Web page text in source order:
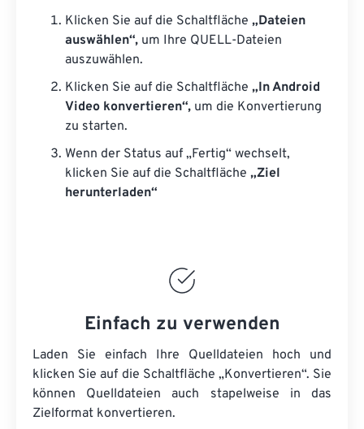
Klicken Sie auf die Schaltfläche „Dateien
auswählen“, um Ihre QUELL-Dateien
auszuwählen.
Klicken Sie auf die Schaltfläche „In Android
Video konvertieren“, um die Konvertierung
zu starten.
Wenn der Status auf „Fertig“ wechselt,
klicken Sie auf die Schaltfläche „Ziel
herunterladen“
Einfach zu verwenden
Laden Sie einfach Ihre Quelldateien hoch und
klicken Sie auf die Schaltfläche „Konvertieren“. Sie
können Quelldateien auch stapelweise in das
Zielformat konvertieren.